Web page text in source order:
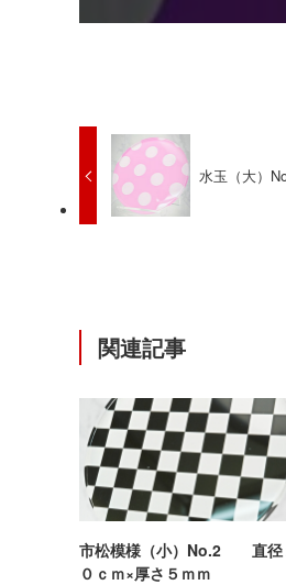
水玉（大）
関連記事
市松模様（小）No.2 直径
０ｃｍ×厚さ５ｍｍ